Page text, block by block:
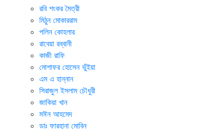
রবি শংকর মৈত্রী
মিঠুন মোকাররাম
পলিন কোহলার
রাবেয়া রব্বানী
কাজী রাফি
মোশাফর হোসেন ভুঁইয়া
এম এ হান্নান
সিরাজুল ইসলাম চৌধুরী
জাকিয়া খান
মঈন আহমেদ
ডাঃ ফারহানা মোবিন